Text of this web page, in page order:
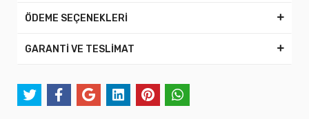
ÖDEME SEÇENEKLERİ
GARANTİ VE TESLİMAT